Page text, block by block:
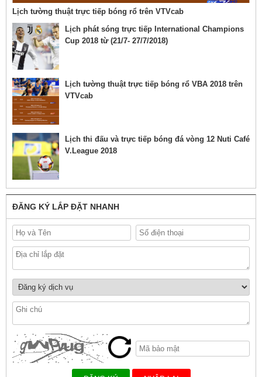
Lịch tường thuật trực tiếp bóng rổ trên VTVcab
Lịch phát sóng trực tiếp International Champions
Cup 2018 từ (21/7- 27/7/2018)
Lịch tường thuật trực tiếp bóng rổ VBA 2018 trên
VTVcab
Lịch thi đấu và trực tiếp bóng đá vòng 12 Nuti Café
V.League 2018
ĐĂNG KÝ LẮP ĐẶT NHANH